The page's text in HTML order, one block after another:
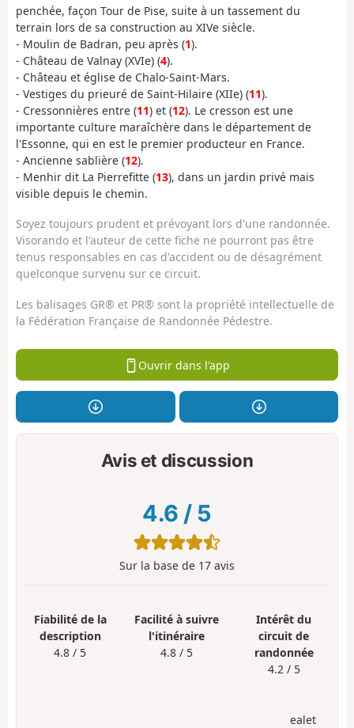
penchée, façon Tour de Pise, suite à un tassement du
terrain lors de sa construction au XIVe siècle.
- Moulin de Badran, peu après (1).
- Château de Valnay (XVIe) (4).
- Château et église de Chalo-Saint-Mars.
- Vestiges du prieuré de Saint-Hilaire (XIIe) (11).
- Cressonnières entre (11) et (12). Le cresson est une
importante culture maraîchère dans le département de
l'Essonne, qui en est le premier producteur en France.
- Ancienne sablière (12).
- Menhir dit La Pierrefitte (13), dans un jardin privé mais
visible depuis le chemin.
Soyez toujours prudent et prévoyant lors d'une randonnée.
Visorando et l'auteur de cette fiche ne pourront pas être
tenus responsables en cas d'accident ou de désagrément
quelconque survenu sur ce circuit.
Les balisages GR® et PR® sont la propriété intellectuelle de
la Fédération Française de Randonnée Pédestre.
Ouvrir dans l'app
Avis et discussion
4.6 / 5
Sur la base de 17 avis
Fiabilité de la
description
4.8 / 5
Facilité à suivre
l'itinéraire
4.8 / 5
Intérêt du
circuit de
randonnée
4.2 / 5
ealet